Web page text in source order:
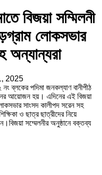
বিজয়া সম্মিলনী
লোকসভার
অন্যান্যরা
2025
ব্লকের পদিমা জনকল্যাণ বানীপীঠ
আয়োজন হয়। এদিনের এই বিজয়া
সাংসদ কালীপদ সরেন সহ
ও ছাত্র ছাত্রীদের নিয়ে
সম্মেলনীর অনুষ্ঠানে বক্তব্য